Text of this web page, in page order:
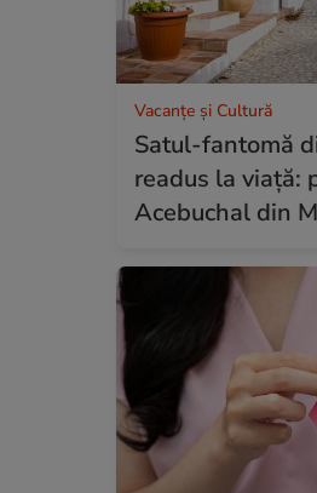
Vacanțe și Cultură
Satul-fantomă
readus la viață:
Acebuchal din